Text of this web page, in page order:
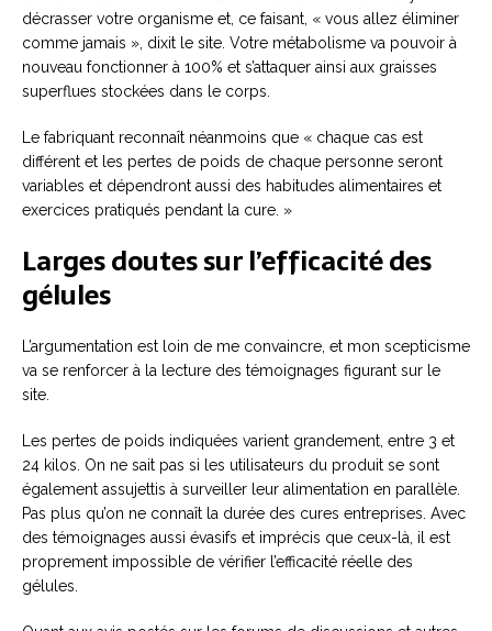
décrasser votre organisme et, ce faisant, « vous allez éliminer
comme jamais », dixit le site. Votre métabolisme va pouvoir à
nouveau fonctionner à 100% et s’attaquer ainsi aux graisses
superflues stockées dans le corps.
Le fabriquant reconnaît néanmoins que « chaque cas est
différent et les pertes de poids de chaque personne seront
variables et dépendront aussi des habitudes alimentaires et
exercices pratiqués pendant la cure. »
Larges doutes sur l’efficacité des
gélules
L’argumentation est loin de me convaincre, et mon scepticisme
va se renforcer à la lecture des témoignages figurant sur le
site.
Les pertes de poids indiquées varient grandement, entre 3 et
24 kilos. On ne sait pas si les utilisateurs du produit se sont
également assujettis à surveiller leur alimentation en parallèle.
Pas plus qu’on ne connaît la durée des cures entreprises. Avec
des témoignages aussi évasifs et imprécis que ceux-là, il est
proprement impossible de vérifier l’efficacité réelle des
gélules.